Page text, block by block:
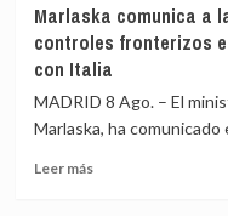
y
Valencia
los
controles
viajeros
desde
asegura
que
los
controles
aéreos
a
Marlaska comunica a
controles fronterizos
con Italia
MADRID 8 Ago. – El
Marlaska, ha comunicado
Leer másLeer